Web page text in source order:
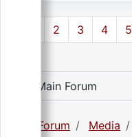
2 3 4 5
Forum Media